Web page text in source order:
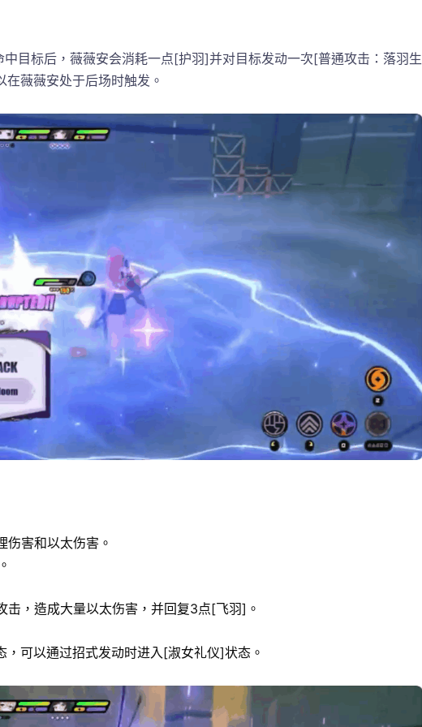
目标后，薇薇安会消耗一点[护羽]并对目标发动一次[普通攻击：落羽生
薇薇安处于后场时触发。
伤害和以太伤害。
击，造成大量以太伤害，并回复3点[飞羽]。
可以通过招式发动时进入[淑女礼仪]状态。